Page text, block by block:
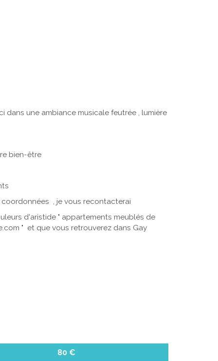
dans une ambiance musicale feutrée , lumière
bien-être
, je vous recontacterai
d'aristide " appartements meublés de
" et que vous retrouverez dans Gay
80 €